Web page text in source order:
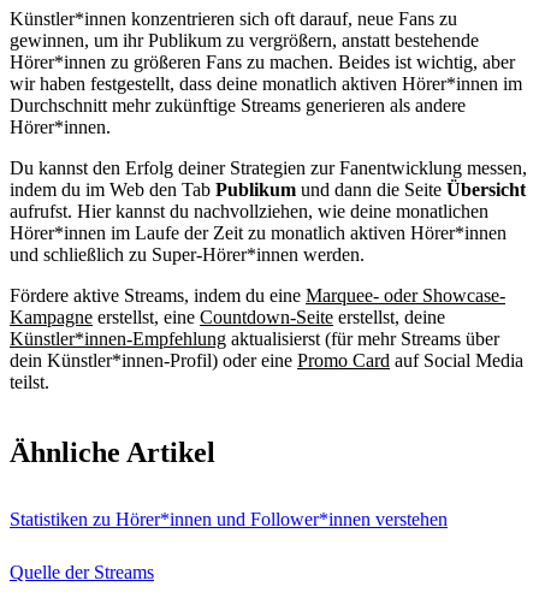
Künstler*innen konzentrieren sich oft darauf, neue Fans zu
gewinnen, um ihr Publikum zu vergrößern, anstatt bestehende
Hörer*innen zu größeren Fans zu machen. Beides ist wichtig, aber
wir haben festgestellt, dass deine monatlich aktiven Hörer*innen im
Durchschnitt mehr zukünftige Streams generieren als andere
Hörer*innen.
Du kannst den Erfolg deiner Strategien zur Fanentwicklung messen,
indem du im Web den Tab Publikum und dann die Seite Übersicht
aufrufst. Hier kannst du nachvollziehen, wie deine monatlichen
Hörer*innen im Laufe der Zeit zu monatlich aktiven Hörer*innen
und schließlich zu Super-Hörer*innen werden.
Fördere aktive Streams, indem du eine Marquee- oder Showcase-
Kampagne erstellst, eine Countdown-Seite erstellst, deine
Künstler*innen-Empfehlung aktualisierst (für mehr Streams über
dein Künstler*innen-Profil) oder eine Promo Card auf Social Media
teilst.
Ähnliche Artikel
Statistiken zu Hörer*innen und Follower*innen verstehen
Quelle der Streams